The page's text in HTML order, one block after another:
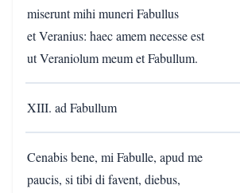
miserunt mihi muneri Fabullus
et Veranius: haec amem necesse est
ut Veraniolum meum et Fabullum.
XIII. ad Fabullum
Cenabis bene, mi Fabulle, apud me
paucis, si tibi di favent, diebus,